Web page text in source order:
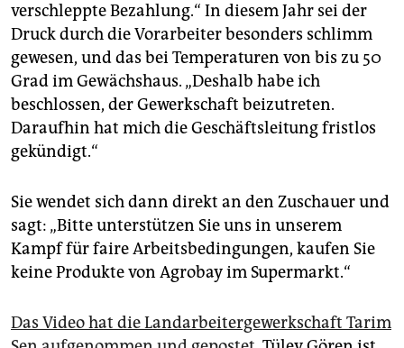
verschleppte Bezahlung.“ In diesem Jahr sei der
Druck durch die Vorarbeiter besonders schlimm
gewesen, und das bei Temperaturen von bis zu 50
Grad im Gewächshaus. „Deshalb habe ich
beschlossen, der Gewerkschaft beizutreten.
Daraufhin hat mich die Geschäftsleitung fristlos
gekündigt.“
Sie wendet sich dann direkt an den Zuschauer und
sagt: „Bitte unterstützen Sie uns in unserem
Kampf für faire Arbeitsbedingungen, kaufen Sie
keine Produkte von Agrobay im Supermarkt.“
Das Video hat die Landarbeitergewerkschaft Tarim